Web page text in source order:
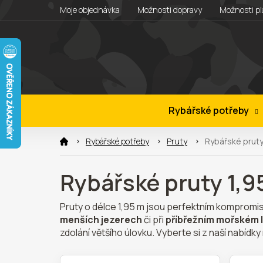
na
Moje objednávka Možnosti dopravy Možnosti
Rybářské potřeby
Rybářské potřeby Pruty Rybářské
Rybářské pruty
Pruty o délce 1,95 m jsou perfektním
menších jezerechči při příbřežním mořském
zdolání většího úlovku. Vyberte si z naší